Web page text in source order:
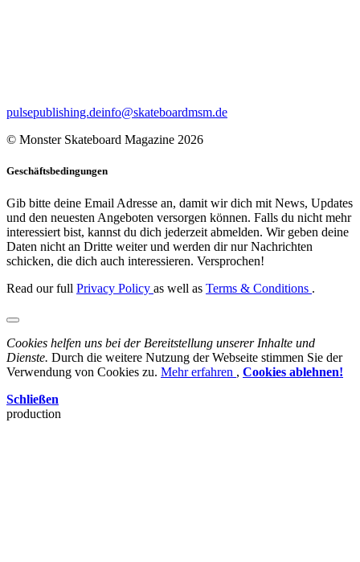
pulsepublishing.deinfo@skateboardmsm.de
© Monster Skateboard Magazine 2026
Geschäftsbedingungen
Gib bitte deine Email Adresse an, damit wir dich mit News, Updates
und den neuesten Angeboten versorgen können. Falls du nicht mehr
interessiert bist, kannst du dich jederzeit abmelden. Wir geben deine
Daten nicht an Dritte weiter und werden dir nur Nachrichten
schicken, die dich auch interessieren. Versprochen!
Read our full Privacy Policy as well as Terms & Conditions .
Cookies helfen uns bei der Bereitstellung unserer Inhalte und
Dienste. Durch die weitere Nutzung der Webseite stimmen Sie der
Verwendung von Cookies zu. Mehr erfahren , Cookies ablehnen!
Schließen
production